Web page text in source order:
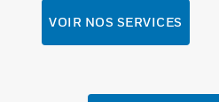
VOIR NOS SERVICES